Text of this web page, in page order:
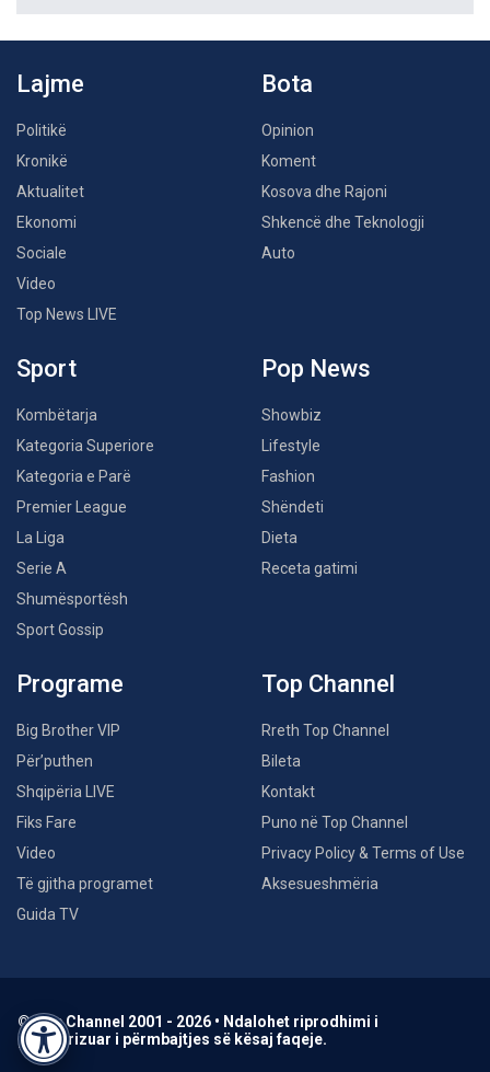
Lajme
Politikë
Kronikë
Aktualitet
Ekonomi
Sociale
Video
Top News LIVE
Bota
Opinion
Koment
Kosova dhe Rajoni
Shkencë dhe Teknologji
Auto
Sport
Kombëtarja
Kategoria Superiore
Kategoria e Parë
Premier League
La Liga
Serie A
Shumësportësh
Sport Gossip
Pop News
Showbiz
Lifestyle
Fashion
Shëndeti
Dieta
Receta gatimi
Programe
Big Brother VIP
Për’puthen
Shqipëria LIVE
Fiks Fare
Video
Të gjitha programet
Guida TV
Top Channel
Rreth Top Channel
Bileta
Kontakt
Puno në Top Channel
Privacy Policy & Terms of Use
Aksesueshmëria
© Top Channel 2001 - 2026 • Ndalohet riprodhimi i
paautorizuar i përmbajtjes së kësaj faqeje.